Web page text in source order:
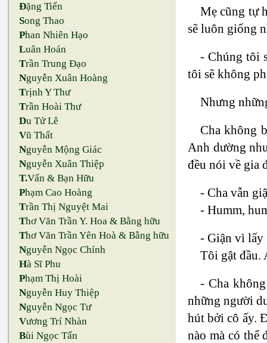
Đặng Tiến
Song Thao
Phan Nhiên Hạo
Luân Hoán
Trần Trung Đạo
Nguyễn Xuân Hoàng
Trịnh Y Thư
Trần Hoài Thư
Du Tử Lê
Vũ Thất
Nguyễn Mộng Giác
Nguyễn Xuân Thiệp
T.Vấn & Bạn Hữu
Phạm Cao Hoàng
Trần Thị Nguyệt Mai
Thơ Văn Trần Y. Hoa & Bằng hữu
Thơ Văn Trần Yên Hoà & Bằng hữu
Nguyễn Ngọc Chính
Hà Sĩ Phu
Phạm Thị Hoài
Nguyễn Huy Thiệp
Nguyễn Ngọc Tư
Vương Trí Nhàn
Bùi Ngọc Tấn
Mẹ cũng tự
sẽ luôn giống
- Chúng tôi
tôi sẽ không
Nhưng
Cha không
Anh dường
đều nói về gia
- Cha vẫn
- Humm,
- Giận vì lấy
Tôi gật đầu.
- Cha
những người
hút bởi cô ấy.
nào mà có thể